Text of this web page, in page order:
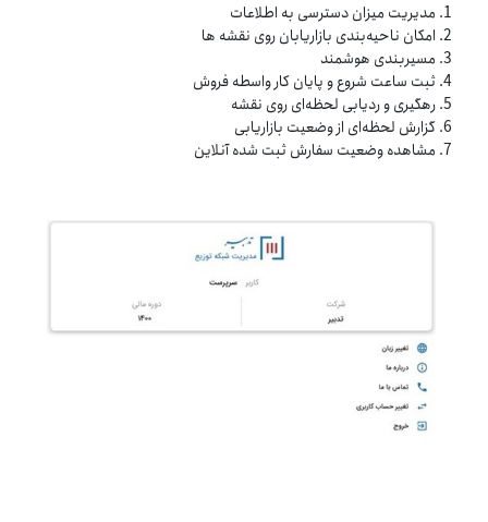
مدیریت میزان دسترسی به اطلاعات
امکان ناحیه‌بندی بازاریابان روی نقشه ها
مسیربندی هوشمند
ثبت ساعت شروع و پایان کار واسطه فروش
رهگیری و ردیابی لحظه‌ای روی نقشه
گزارش لحظه‌ای از وضعیت بازاریابی
مشاهده وضعیت سفارش ثبت شده آنلاین